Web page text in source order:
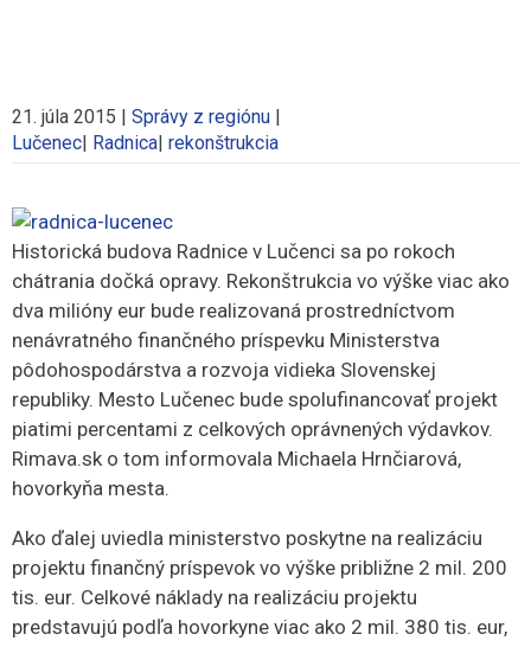
21. júla 2015 | Správy z regiónu |
Lučenec| Radnica| rekonštrukcia
Historická budova Radnice v Lučenci sa po rokoch
chátrania dočká opravy. Rekonštrukcia vo výške viac ako
dva milióny eur bude realizovaná prostredníctvom
nenávratného finančného príspevku Ministerstva
pôdohospodárstva a rozvoja vidieka Slovenskej
republiky. Mesto Lučenec bude spolufinancovať projekt
piatimi percentami z celkových oprávnených výdavkov.
Rimava.sk o tom informovala Michaela Hrnčiarová,
hovorkyňa mesta.
Ako ďalej uviedla ministerstvo poskytne na realizáciu
projektu finančný príspevok vo výške približne 2 mil. 200
tis. eur. Celkové náklady na realizáciu projektu
predstavujú podľa hovorkyne viac ako 2 mil. 380 tis. eur,